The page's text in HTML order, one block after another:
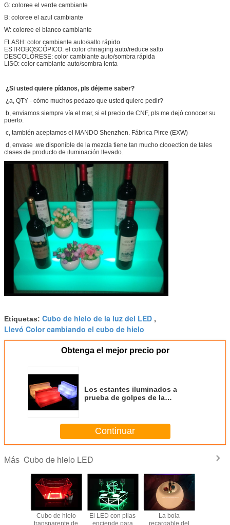
G: coloree el verde cambiante
B: coloree el azul cambiante
W: coloree el blanco cambiante
FLASH: color cambiante auto/salto rápido
ESTROBOSCÓPICO: el color chnaging auto/reduce salto
DESCOLÓRESE: color cambiante auto/sombra rápida
LISO: color cambiante auto/sombra lenta
¿Si usted quiere pídanos, pls déjeme saber?
¿a, QTY - cómo muchos pedazo que usted quiere pedir?
b, enviamos siempre vía el mar, si el precio de CNF, pls me dejó conocer su
puerto.
c, también aceptamos el MANDO Shenzhen. Fábrica Pirce (EXW)
d, envase .we disponible de la mezcla tiene tan mucho clooection de tales
clases de producto de iluminación llevado.
Etiquetas: Cubo de hielo de la luz del LED ,
Llevó Color cambiando el cubo de hielo
Obtenga el mejor precio por
Los estantes iluminados a
prueba de golpes de la
Continuar
Más Cubo de hielo LED
Cubo de hielo
transparente de
El LED con pilas
enciende para
La bola
recargable del